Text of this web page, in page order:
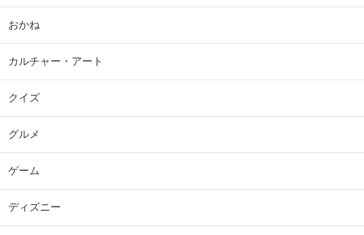
おかね
カルチャー・アート
クイズ
グルメ
ゲーム
ディズニー